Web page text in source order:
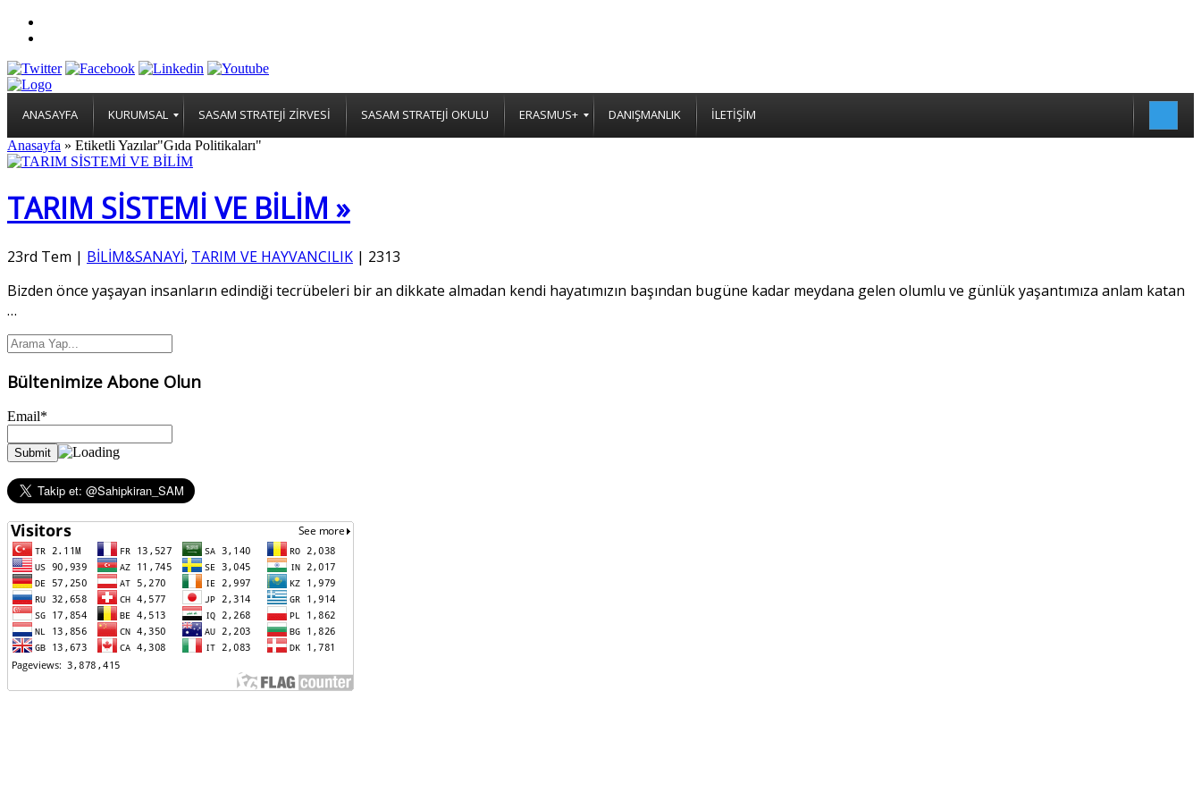
ANASAYFA KURUMSAL SASAM STRATEJİ ZİRVESİ SASAM STRATEJİ OKULU ERASMUS+ DANIŞMANLIK İLETİŞİM
Anasayfa » Etiketli Yazılar"Gıda Politikaları"
TARIM SİSTEMİ VE BİLİM »
23rd Tem | BİLİM&SANAYİ, TARIM VE HAYVANCILIK | 2313
Bizden önce yaşayan insanların edindiği tecrübeleri bir an dikkate almadan kendi hayatımızın başından bugüne kadar meydana gelen olumlu ve günlük yaşantımıza anlam katan
…
Bültenimize Abone Olun
Email*